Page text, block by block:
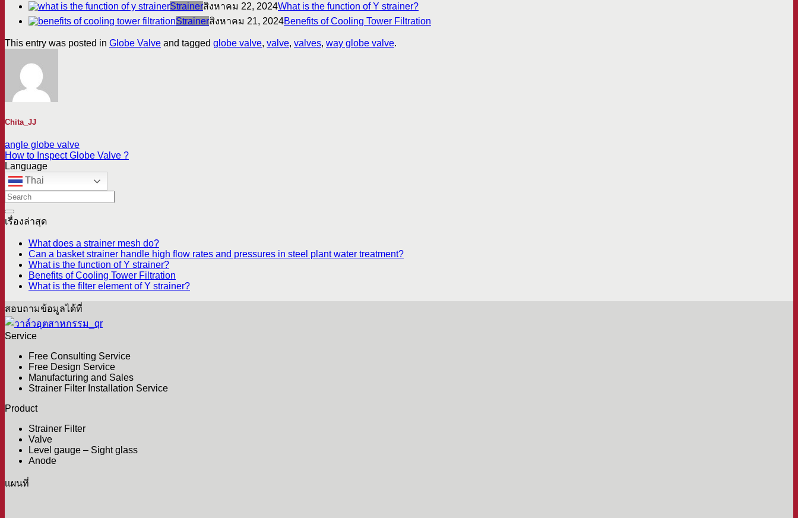
Strainerสิงหาคม 22, 2024What is the function of Y strainer?
Strainerสิงหาคม 21, 2024Benefits of Cooling Tower Filtration
This entry was posted in Globe Valve and tagged globe valve, valve, valves, way globe valve.
Chita_JJ
angle globe valve
How to Inspect Globe Valve ?
Language
Thai
เรื่องล่าสุด
What does a strainer mesh do?
Can a basket strainer handle high flow rates and pressures in steel plant water treatment?
What is the function of Y strainer?
Benefits of Cooling Tower Filtration
What is the filter element of Y strainer?
สอบถามข้อมูลได้ที่
Service
Free Consulting Service
Free Design Service
Manufacturing and Sales
Strainer Filter Installation Service
Product
Strainer Filter
Valve
Level gauge – Sight glass
Anode
เเผนที่